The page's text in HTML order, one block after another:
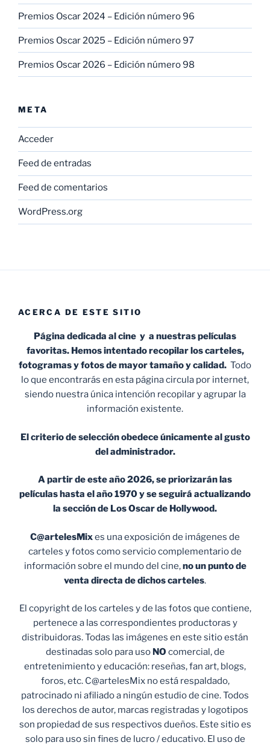
Premios Oscar 2024 – Edición número 96
Premios Oscar 2025 – Edición número 97
Premios Oscar 2026 – Edición número 98
META
Acceder
Feed de entradas
Feed de comentarios
WordPress.org
ACERCA DE ESTE SITIO
Página dedicada al cine y a nuestras películas
favoritas. Hemos intentado recopilar los carteles,
fotogramas y fotos de mayor tamaño y calidad. Todo
lo que encontrarás en esta página circula por internet,
siendo nuestra única intención recopilar y agrupar la
información existente.
El criterio de selección obedece únicamente al gusto
del administrador.
A partir de este año 2026, se priorizarán las
películas hasta el año 1970 y se seguirá actualizando
la sección de Los Oscar de Hollywood.
C@artelesMixes una exposición de imágenes de
carteles y fotos como servicio complementario de
información sobre el mundo del cine,no un punto de
venta directa de dichos carteles.
El copyright de los carteles y de las fotos que contiene,
pertenece a las correspondientes productoras y
distribuidoras. Todas las imágenes en este sitio están
destinadas solo para uso NO comercial, de
entretenimiento y educación: reseñas, fan art, blogs,
foros, etc. C@artelesMix no está respaldado,
patrocinado ni afiliado a ningún estudio de cine. Todos
los derechos de autor, marcas registradas y logotipos
son propiedad de sus respectivos dueños. Este sitio es
solo para uso sin fines de lucro / educativo. El uso de